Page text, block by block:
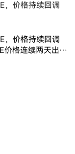
，价格持续回调
，价格持续回调
。 根据最
值约128万美元
续费收入。 目
按当前估值计算
供应正在逐
有所下降。 与
平均约2.9%。换
继续持有